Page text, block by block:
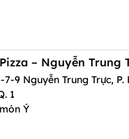
– Nguyễn Trung
7-9 Nguyễn Trung Trực, P.
1
Ý